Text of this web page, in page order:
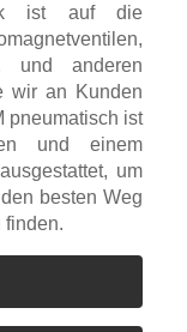
ist auf die
und anderen
wir an Kunden
pneumatisch ist
und einem
um
besten Weg
finden.